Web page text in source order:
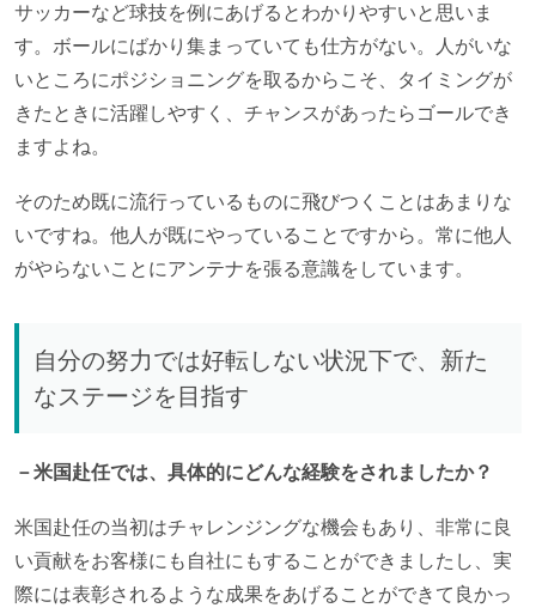
サッカーなど球技を例にあげるとわかりやすいと思いま
す。ボールにばかり集まっていても仕方がない。人がいな
いところにポジショニングを取るからこそ、タイミングが
きたときに活躍しやすく、チャンスがあったらゴールでき
ますよね。
そのため既に流行っているものに飛びつくことはあまりな
いですね。他人が既にやっていることですから。常に他人
がやらないことにアンテナを張る意識をしています。
自分の努力では好転しない状況下で、新た
なステージを目指す
－米国赴任では、具体的にどんな経験をされましたか？
米国赴任の当初はチャレンジングな機会もあり、非常に良
い貢献をお客様にも自社にもすることができましたし、実
際には表彰されるような成果をあげることができて良かっ